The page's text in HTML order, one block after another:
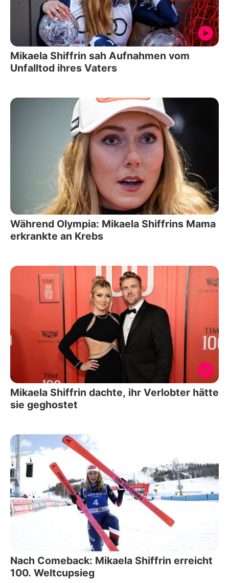
Mikaela Shiffrin sah Aufnahmen vom
Unfalltod ihres Vaters
Während Olympia: Mikaela Shiffrins Mama
erkrankte an Krebs
Mikaela Shiffrin dachte, ihr Verlobter hätte
sie geghostet
Nach Comeback: Mikaela Shiffrin erreicht
100. Weltcupsieg